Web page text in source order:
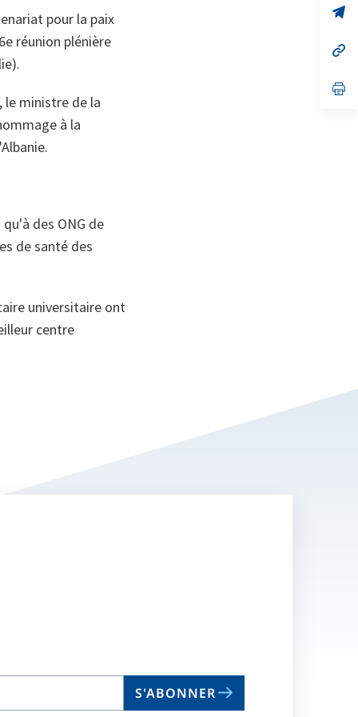
pour la paix
réunion plénière
le ministre de la
à la
des ONG de
de santé des
universitaire ont
centre
S'ABONNER